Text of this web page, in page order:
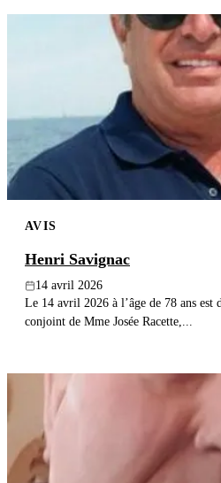
Publier
Recherche
AVIS
Henri Savignac
14 avril 2026
Le 14 avril 2026 à l’âge de 78 ans est
conjoint de Mme Josée Racette,...